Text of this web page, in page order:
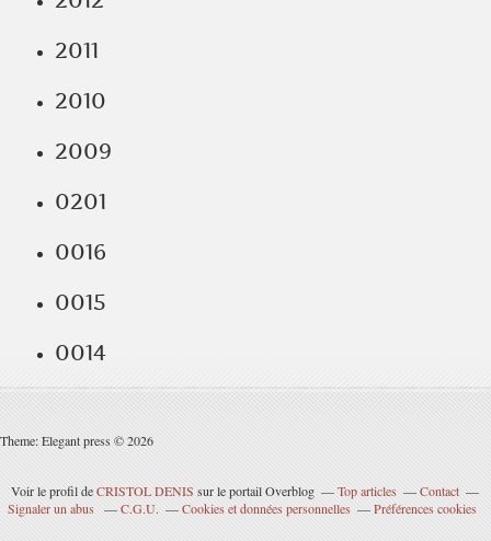
2011
2010
2009
0201
0016
0015
0014
Theme: Elegant press © 2026
Voir le profil deCRISTOL DENIS sur le portail Overblog Top articles
Contact
Signaler un abus
C.G.U. Cookies et données personnelles Préférences cookies